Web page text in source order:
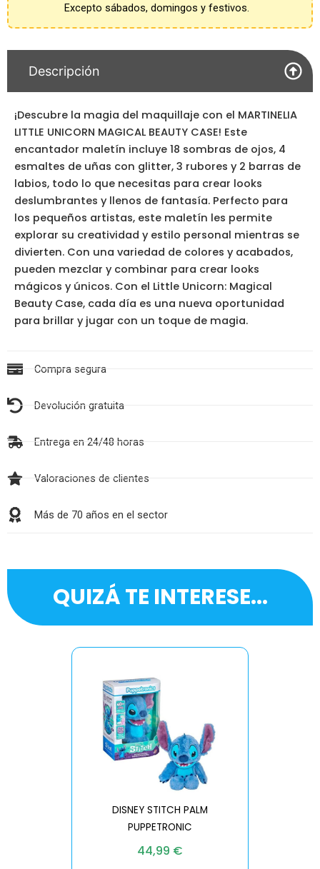
Excepto sábados, domingos y festivos.
Descripción
¡Descubre la magia del maquillaje con el MARTINELIA
LITTLE UNICORN MAGICAL BEAUTY CASE! Este
encantador maletín incluye 18 sombras de ojos, 4
esmaltes de uñas con glitter, 3 rubores y 2 barras de
labios, todo lo que necesitas para crear looks
deslumbrantes y llenos de fantasía. Perfecto para
los pequeños artistas, este maletín les permite
explorar su creatividad y estilo personal mientras se
divierten. Con una variedad de colores y acabados,
pueden mezclar y combinar para crear looks
mágicos y únicos. Con el Little Unicorn: Magical
Beauty Case, cada día es una nueva oportunidad
para brillar y jugar con un toque de magia.
Compra segura
Devolución gratuita
Entrega en 24/48 horas
Valoraciones de clientes
Más de 70 años en el sector
QUIZÁ TE INTERESE...
DISNEY STITCH PALM
PUPPETRONIC
44,99 €